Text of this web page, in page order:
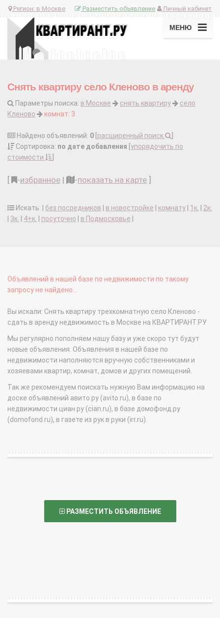
Регион: в Москве Личный кабинет
Разместить объявление
МЕНЮ
Снять квартиру село Кленово в аренду
Параметры поиска: в Москве снять квартиру
село
Кленово
комнат: 3
Найдено объявлений: 0 расширенный поиск
Сортировка: по дате добавления упорядочить по
стоимости
-избранное | -показать на карте
Искать: | без посредников в новостройке комнату 1к.
2к.
3к. 4+к. посуточно в Подмосковье
Объявлений в нашей базе по недвижимости по такому
запросу не найдено...
Вы искали: Снять квартиру трехкомнатную село Кленово -
сдать в аренду недвижимость в Москве на КВАРТИРАНТ.РУ
Мы регулярно пополняем нашу базу и уже скоро тут будут
новые объявления. Объявления в нашей базе по
недвижимости наполняются вручную собственниками и
хозяевами квартир, комнат, домов и других помещений.
Так же рекомендуем поискать нужную Вам информацию на
доске объявлений авито.ру (avito.ru), в базе по
недвижимости циан.ру (cian.ru), в базе домофонд.ру
(domofond.ru), в газете из рук в руки (irr.ru).
РАЗМЕСТИТЬ ОБЪЯВЛЕНИЕ